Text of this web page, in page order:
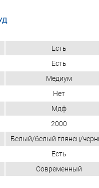
Есть
Есть
Медиум
Нет
Мдф
2000
Белый/белый глянец/
Есть
Современный